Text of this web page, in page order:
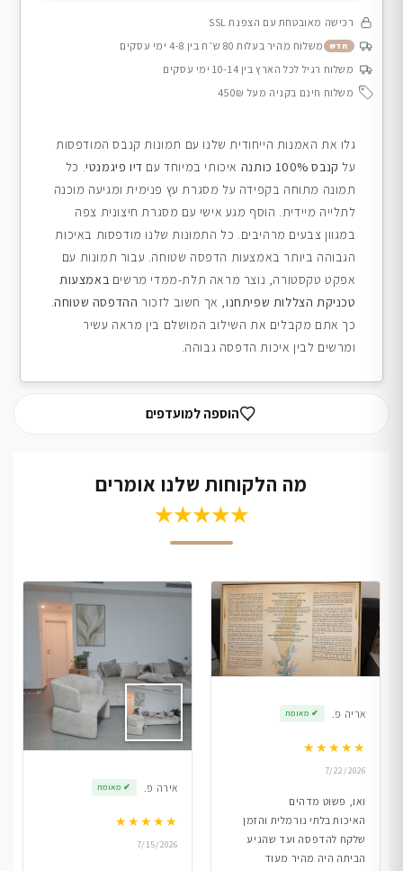
רכישה מאובטחת עם הצפנת SSL
חדש
משלוח מהיר בעלות 80 ש״ח בין 4-8 ימי עסקים
משלוח רגיל לכל הארץ בין 10-14 ימי עסקים
משלוח חינם בקניה מעל 450₪
גלו את האמנות הייחודית שלנו עם תמונות קנבס המודפסות
על קנבס 100% כותנה איכותי במיוחד עם דיו פיגמנטי. כל
תמונה מתוחה בקפידה על מסגרת עץ פנימית ומגיעה מוכנה
לתלייה מיידית. הוסף מגע אישי עם מסגרת חיצונית צפה
במגוון צבעים מרהיבים. כל התמונות שלנו מודפסות באיכות
הגבוהה ביותר באמצעות הדפסה שטוחה. עבור תמונות עם
אפקט טקסטורה, נוצר מראה תלת-ממדי מרשים באמצעות
טכניקת הצללות שפיתחנו, אך חשוב לזכור ההדפסה שטוחה.
כך אתם מקבלים את השילוב המושלם בין מראה עשיר
ומרשים לבין איכות הדפסה גבוהה.
הוספה למועדפים
מה הלקוחות שלנו אומרים
★★★★★
אריה פ. ✔ מאומת
★★★★★
7/22/2026
ואו, פשוט מדהים
האיכות בלתי נורמלית והזמן
שלקח להדפסה ועד שהגיע
הביתה היה מהיר מעוד
אירה פ. ✔ מאומת
★★★★★
7/15/2026